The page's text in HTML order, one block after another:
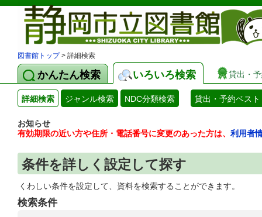
図書館トップ> 詳細検索
かんたん検索 いろいろ検索 貸出・
詳細検索 ジャンル検索 NDC分類検索 貸出・予約ベスト
お知らせ
有効期限の近い方や住所・電話番号に変更のあった方は、 利用者
条件を詳しく設定して探す
くわしい条件を設定して、資料を検索することができます。
検索条件